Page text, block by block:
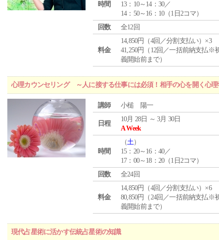
時間
13：10～14：30／
14：50～16：10（1日2コマ）
回数
全12回
料金
14,850円（4回／分割支払い）×3
41,250円（12回／一括前納支払※
義開始前まで）
心理カウンセリング ～人に接する仕事には必須！相手の心を開く心理
講師 小槌 陽一
日程
10月 28日 ～ 3月 30日
A Week
時間
（土）
15：20～16：40／
17：00～18：20（1日2コマ）
回数
全24回
料金
14,850円（4回／分割支払い）×6
80,850円（24回／一括前納支払※
義開始前まで）
現代占星術に活かす伝統占星術の知識